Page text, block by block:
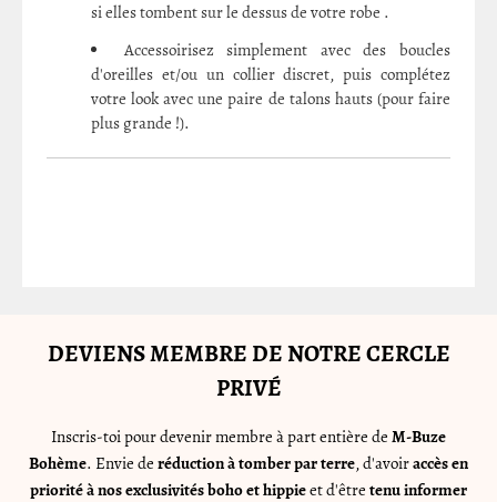
si elles tombent sur le dessus de votre robe .
Accessoirisez simplement avec des boucles
d'oreilles et/ou un collier discret, puis complétez
votre look avec une paire de talons hauts (pour faire
plus grande !).
DEVIENS MEMBRE DE NOTRE CERCLE
PRIVÉ
Inscris-toi pour devenir membre à part entière de M-Buze
Bohème. Envie de réduction à tomber par terre, d'avoiraccès en
priorité à nos exclusivités boho et hippieet d'être tenu informer